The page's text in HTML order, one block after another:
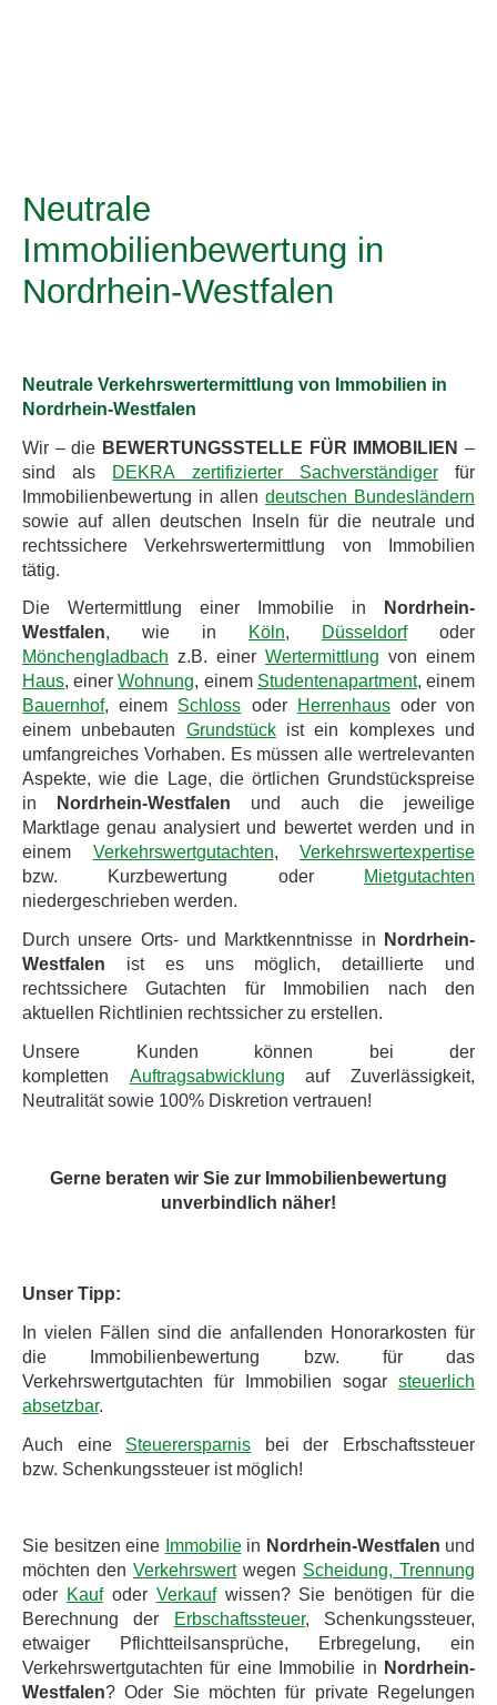
Neutrale
Immobilienbewertung in
Nordrhein-Westfalen
Neutrale Verkehrswertermittlung von Immobilien in
Nordrhein-Westfalen
Wir – die BEWERTUNGSSTELLE FÜR IMMOBILIEN –
sind als DEKRA zertifizierter Sachverständigerfür
Immobilienbewertung in allen deutschen Bundesländern
sowie auf allen deutschen Inseln für die neutrale und
rechtssichere Verkehrswertermittlung von Immobilien
tätig.
Die Wertermittlung einer Immobilie in
Nordrhein-
Westfalen, wie in Köln, Düsseldorfoder
Mönchengladbach z.B. einer Wertermittlung von einem
Haus, einerWohnung, einem Studentenapartment, einem
Bauernhof, einem Schloss oder Herrenhausoder von
einem unbebauten Grundstückist ein komplexes und
umfangreiches Vorhaben. Es müssen alle wertrelevanten
Aspekte, wie die Lage, die örtlichen Grundstückspreise
in
Nordrhein-Westfalen und auch die jeweilige
Marktlage genau analysiert und bewertet werden und in
einem Verkehrswertgutachten, Verkehrswertexpertise
bzw. Kurzbewertung oder
Mietgutachten
niedergeschrieben werden.
Durch unsere Orts- und Marktkenntnisse in
Nordrhein-
Westfalen ist es uns möglich, detaillierte und
rechtssichere Gutachten für Immobilien nach den
aktuellen Richtlinien rechtssicher zu erstellen.
Unsere Kunden können bei der
kompletten Auftragsabwicklung auf Zuverlässigkeit,
Neutralität sowie 100% Diskretion vertrauen!
Gerne beraten wir Sie zur Immobilienbewertung
unverbindlich näher!
Unser Tipp:
In vielen Fällen sind die anfallenden Honorarkosten für
die Immobilienbewertung bzw. für das
Verkehrswertgutachten für Immobilien sogar steuerlich
absetzbar.
Auch eine Steuerersparnis bei der Erbschaftssteuer
bzw. Schenkungssteuer ist möglich!
Sie besitzen eine Immobiliein Nordrhein-Westfalen und
möchten den Verkehrswertwegen Scheidung, Trennung
oder Kaufoder Verkaufwissen? Sie benötigen für die
Berechnung der
Erbschaftssteuer, Schenkungssteuer,
etwaiger Pflichtteilsansprüche, Erbregelung, ein
Verkehrswertgutachten für eine Immobilie in Nordrhein-
Westfalen? Oder Sie möchten für private Regelungen